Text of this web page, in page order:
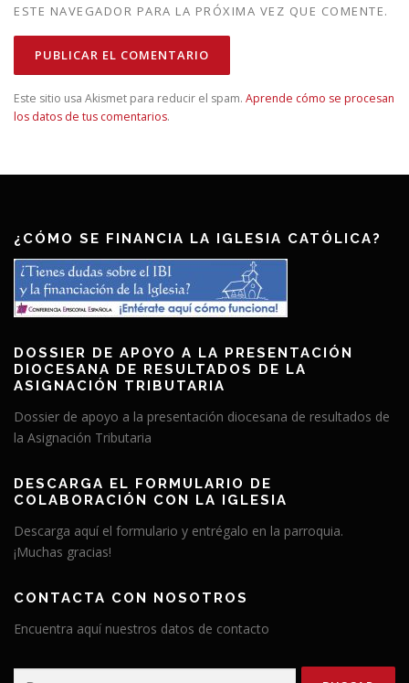
ESTE NAVEGADOR PARA LA PRÓXIMA VEZ QUE COMENTE.
Este sitio usa Akismet para reducir el spam. Aprende cómo se procesan
los datos de tus comentarios.
¿CÓMO SE FINANCIA LA IGLESIA CATÓLICA?
DOSSIER DE APOYO A LA PRESENTACIÓN
DIOCESANA DE RESULTADOS DE LA
ASIGNACIÓN TRIBUTARIA
Dossier de apoyo a la presentación diocesana de resultados de
la Asignación Tributaria
DESCARGA EL FORMULARIO DE
COLABORACIÓN CON LA IGLESIA
Descarga aquí el formulario y entrégalo en la parroquia.
¡Muchas gracias!
CONTACTA CON NOSOTROS
Encuentra aquí nuestros datos de contacto